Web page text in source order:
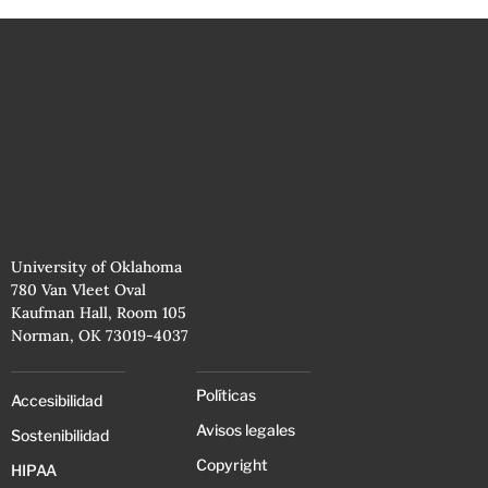
University of Oklahoma
780 Van Vleet Oval
Kaufman Hall, Room 105
Norman, OK 73019-4037
Accesibilidad
Sostenibilidad
HIPAA
Políticas
Avisos legales
Copyright